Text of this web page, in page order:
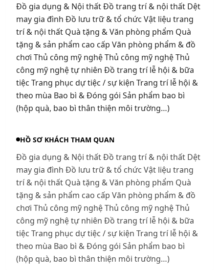
Đồ gia dụng & Nội thất Đồ trang trí & nội thất Dệt
may gia đình Đồ lưu trữ & tổ chức Vật liệu trang
trí & nội thất Quà tặng & Văn phòng phẩm Quà
tặng & sản phẩm cao cấp Văn phòng phẩm & đồ
chơi Thủ công mỹ nghệ Thủ công mỹ nghệ Thủ
công mỹ nghệ tự nhiên Đồ trang trí lễ hội & bữa
tiệc Trang phục dự tiệc / sự kiện Trang trí lễ hội &
theo mùa Bao bì & Đóng gói Sản phẩm bao bì
(hộp quà, bao bì thân thiện môi trường…)
HỒ SƠ KHÁCH THAM QUAN
Đồ gia dụng & Nội thất Đồ trang trí & nội thất Dệt
may gia đình Đồ lưu trữ & tổ chức Vật liệu trang
trí & nội thất Quà tặng & Văn phòng phẩm Quà
tặng & sản phẩm cao cấp Văn phòng phẩm & đồ
chơi Thủ công mỹ nghệ Thủ công mỹ nghệ Thủ
công mỹ nghệ tự nhiên Đồ trang trí lễ hội & bữa
tiệc Trang phục dự tiệc / sự kiện Trang trí lễ hội &
theo mùa Bao bì & Đóng gói Sản phẩm bao bì
(hộp quà, bao bì thân thiện môi trường…)